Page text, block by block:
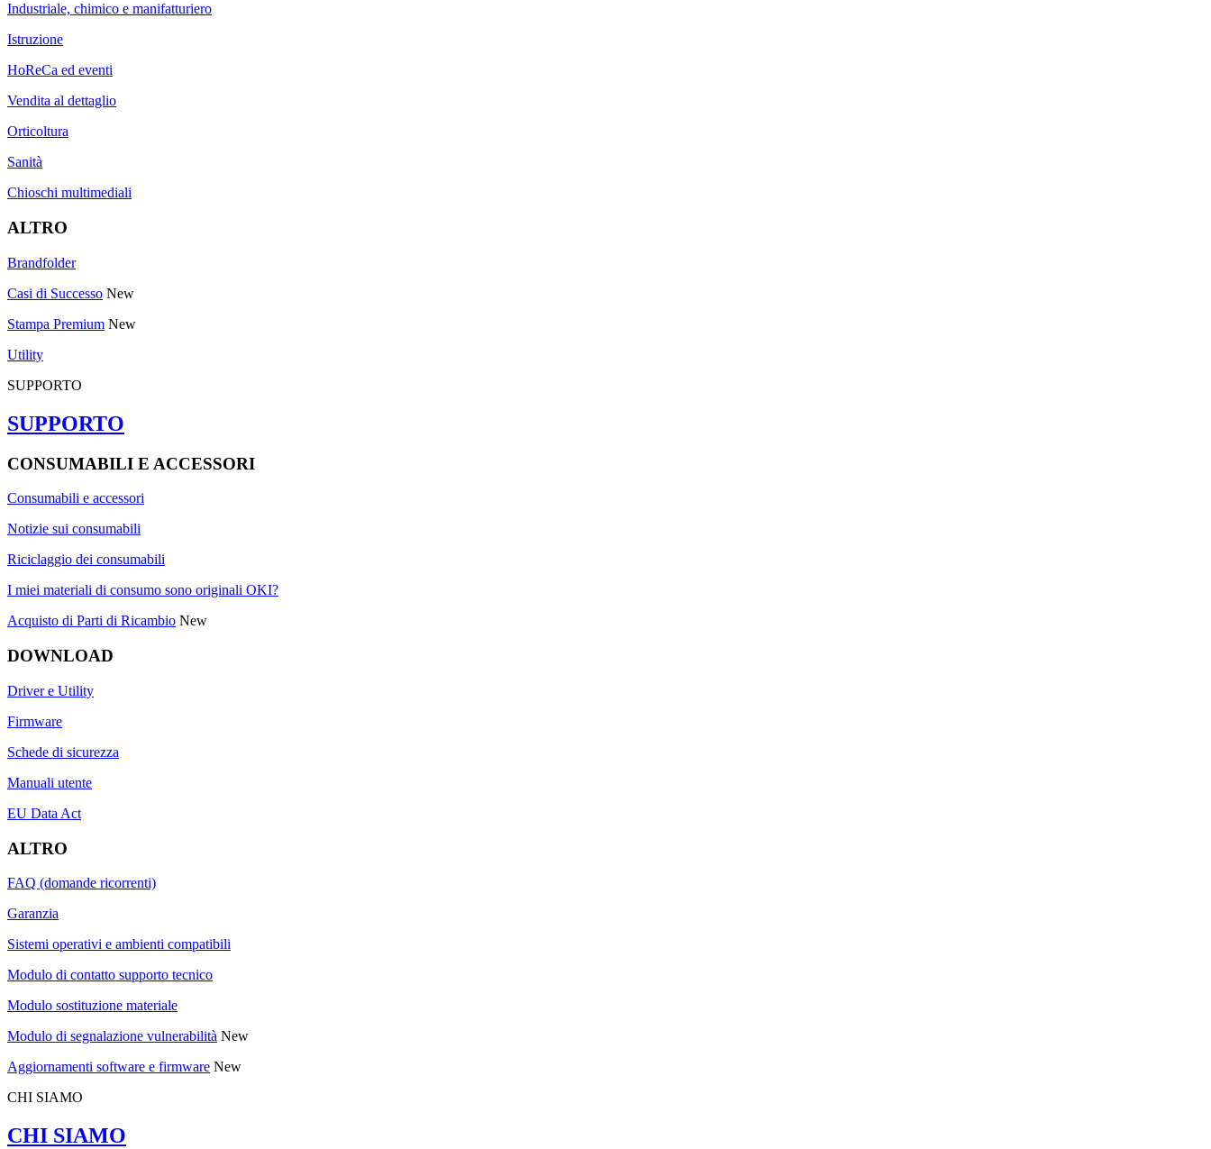
Industriale, chimico e manifatturiero
Istruzione
HoReCa ed eventi
Vendita al dettaglio
Orticoltura
Sanità
Chioschi multimediali
ALTRO
Brandfolder
Casi di Successo New
Stampa Premium New
Utility
SUPPORTO
SUPPORTO
CONSUMABILI E ACCESSORI
Consumabili e accessori
Notizie sui consumabili
Riciclaggio dei consumabili
I miei materiali di consumo sono originali OKI?
Acquisto di Parti di Ricambio New
DOWNLOAD
Driver e Utility
Firmware
Schede di sicurezza
Manuali utente
EU Data Act
ALTRO
FAQ (domande ricorrenti)
Garanzia
Sistemi operativi e ambienti compatibili
Modulo di contatto supporto tecnico
Modulo sostituzione materiale
Modulo di segnalazione vulnerabilità New
Aggiornamenti software e firmware New
CHI SIAMO
CHI SIAMO